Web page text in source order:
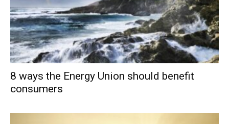
8 ways the Energy Union should benefit
consumers